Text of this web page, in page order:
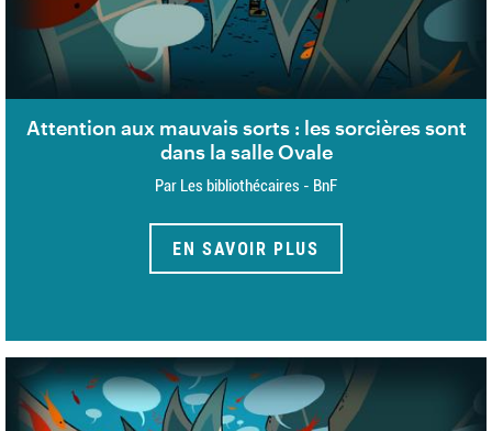
Attention aux mauvais sorts : les sorcières sont
dans la salle Ovale
Par Les bibliothécaires - BnF
EN SAVOIR PLUS